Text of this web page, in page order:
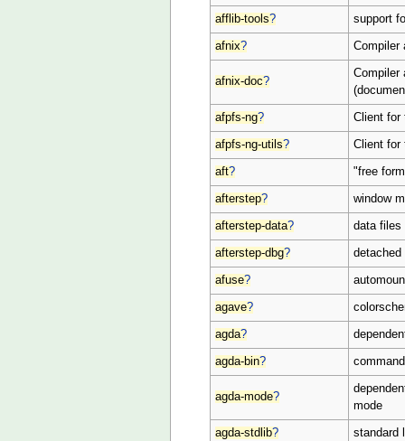
afflib-tools? support
afnix? Compiler
afnix-doc?
Compiler
afpfs-ng? Client for
afpfs-ng-utils? Client for
aft? "free
afterstep? window
afterstep-data? data
afterstep-dbg?
afuse?
agave?
agda?
agda-bin?
agda-mode?
mode
agda-stdlib? standard